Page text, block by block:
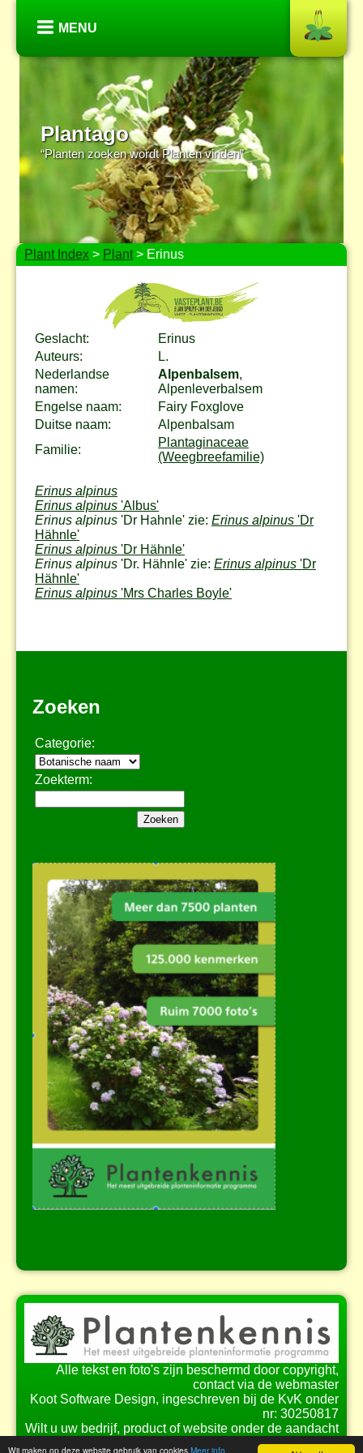
Wij maken op deze website gebruik van cookies Meer info
MENU
Plantago
“Planten zoeken wordt Planten vinden”
Plant Index > Plant> Erinus
Geslacht:
Erinus
Auteurs:
L.
Nederlandse
namen:
Alpenbalsem,
Alpenleverbalsem
Engelse naam:
Fairy Foxglove
Duitse naam:
Alpenbalsam
Familie:
Plantaginaceae
(Weegbreefamilie)
Erinus alpinus
Erinus alpinus 'Albus'
Erinus alpinus 'Dr Hahnle' zie: Erinus alpinus 'Dr
Hähnle'
Erinus alpinus 'Dr Hähnle'
Erinus alpinus 'Dr. Hähnle' zie: Erinus alpinus 'Dr
Hähnle'
Erinus alpinus 'Mrs Charles Boyle'
Zoeken
Categorie:
Zoekterm:
Alle tekst en foto's zijn beschermd door copyright,
contact via de webmaster
Koot Software Design, ingeschreven bij de KvK onder
nr: 30250817
Wilt u uw bedrijf, product of website onder de aandacht
brengen bij onze bezoekers?